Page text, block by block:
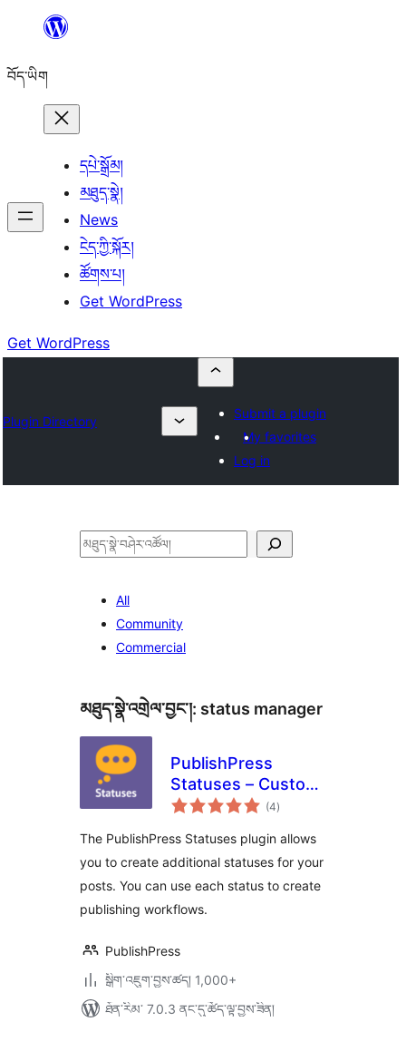
content
བོད་ཡིག
དཔེ་སྒྲོམ།
མཐུད་སྣེ།
News
ངེད་ཀྱི་སྐོར།
ཚོགས་པ།
Get WordPress
Get WordPress
Plugin Directory
Submit a plugin
My favorites
Log in
བཤེར་
All
Community
Commercial
མཐུད་སྣེ་འགྲེལ་བྱང་།: status manager
PublishPress
Statuses – Custom
Post Status and
(4གདེང་
འཇོག་
ཚང་།
)
The PublishPress Statuses plugin allows
you to create additional statuses for your
posts. You can use each status to create
publishing workflows.
PublishPress
སྒྲིག་འཇུག་བྱས་ཚད། 1,000+
ཐོན་རིམ་ 7.0.3 ནང་དུ་ཚོད་ལྟ་བྱས་ཟིན།